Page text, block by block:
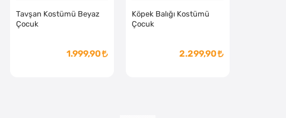
Tavşan Kostümü Beyaz
Çocuk
1.999,90
Köpek Balığı Kostümü
Çocuk
2.299,90